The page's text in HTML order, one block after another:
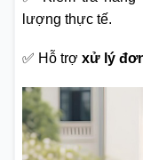
lượng thực tế.
✅ Hỗ trợ xử lý